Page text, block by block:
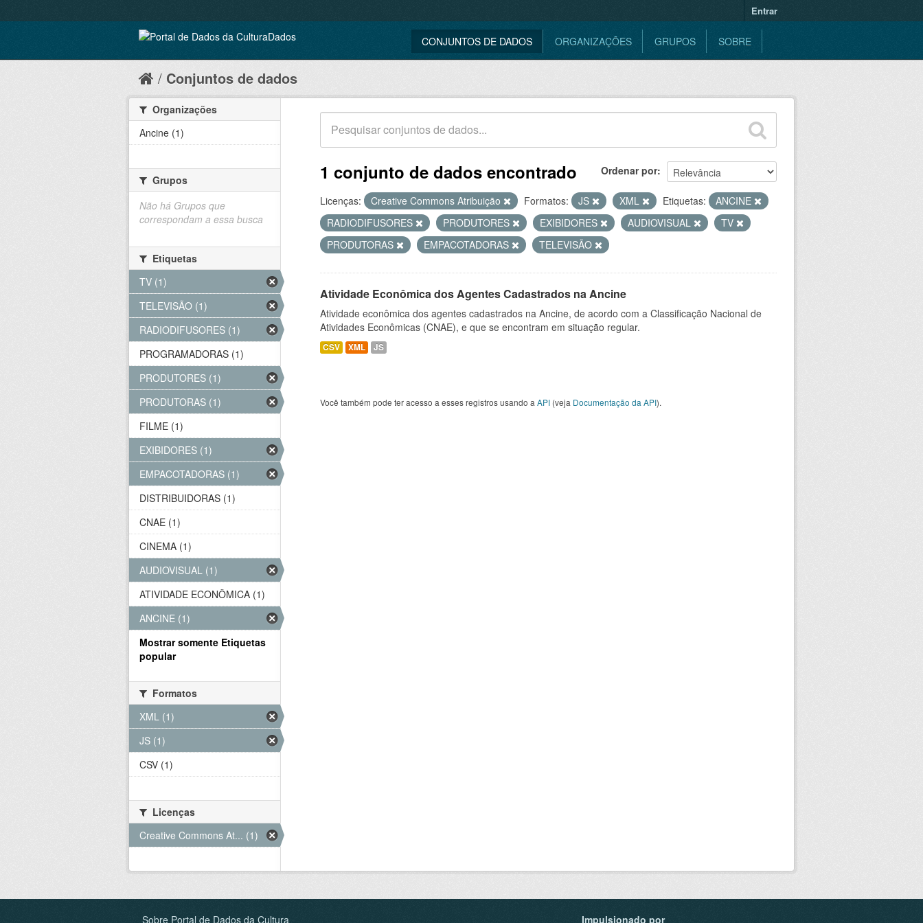
Entrar
CONJUNTOS DE DADOS ORGANIZAÇÕES GRUPOS SOBRE
Conjuntos de dados
Ordenar por
1 conjunto de dados encontrado
Licenças: Creative Commons Atribuição Formatos: JS XML Etiquetas:
ANCINE
RADIODIFUSORES
PRODUTORES EXIBIDORES AUDIOVISUAL
TV
PRODUTORAS
EMPACOTADORAS TELEVISÃO
Atividade Econômica dos Agentes Cadastrados na Ancine
Atividade econômica dos agentes cadastrados na Ancine, de acordo com a Classificação Nacional de
Atividades Econômicas (CNAE), e que se encontram em situação regular.
CSV XML JS
Você também pode ter acesso a esses registros usando a API (veja Documentação da API).
Organizações
Ancine (1)
Grupos
Não há Grupos que
correspondam a essa busca
Etiquetas
TV (1)
TELEVISÃO (1)
RADIODIFUSORES (1)
PROGRAMADORAS (1)
PRODUTORES (1)
PRODUTORAS (1)
FILME (1)
EXIBIDORES (1)
EMPACOTADORAS (1)
DISTRIBUIDORAS (1)
CNAE (1)
CINEMA (1)
AUDIOVISUAL (1)
ATIVIDADE ECONÔMICA (1)
ANCINE (1)
Mostrar somente Etiquetas
popular
Formatos
XML (1)
JS (1)
CSV (1)
Licenças
Creative Commons At... (1)
Sobre Portal de Dados da Cultura Impulsionado por